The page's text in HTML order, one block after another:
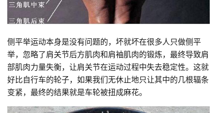
侧平举运动本身是没有问题的，坏就坏在很多人只做侧平
举，忽略了肩关节后方肌肉和肩袖肌肉的锻炼，最终导致肩
部肌肉力量失衡，让肩关节在运动过程中失去稳定性。这就
好比自行车的轮子，如果我们无休止地只让其中的几根辐条
变紧，最终的结果就是车轮被扭成麻花。